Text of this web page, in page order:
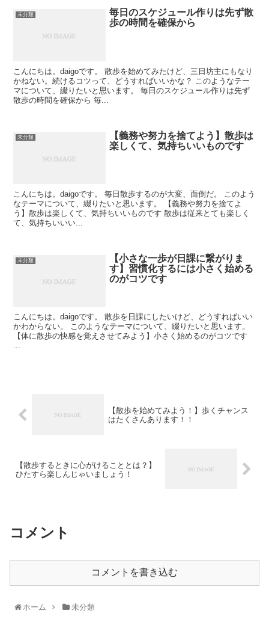
未分類
毎日のスケジュール作りは先ず散
歩の時間を確保から
こんにちは。daigoです。 散歩を始めてみたけど、三日坊主にもなり
かねない。続けるコツって、どうすればいいかな？ このようなテー
マについて、綴りたいと思います。 毎日のスケジュール作りは先ず
散歩の時間を確保から 毎...
未分類
【義務や努力を捨てよう】散歩は
楽しくて、気持ちいいものです
こんにちは。daigoです。 毎日散歩するのが大変、面倒だ。 このよう
なテーマについて、綴りたいと思います。 【義務や努力を捨てよ
う】散歩は楽しくて、気持ちいいものです 散歩は従来とても楽しく
て、気持ちいいい...
未分類
【小さな一歩が日課に繋がりま
す】習慣化するには小さく始める
のがコツです
こんにちは。daigoです。 散歩を日課にしたいけど、どうすればいい
かわからない。 このようなテーマについて、綴りたいと思います。
【体に散歩の快感を覚えさせてみよう】小さく始めるのがコツです
...
【散歩を始めてみよう！】歩くチャンス
はたくさんあります！！
【散歩するときに心がけることとは？】
ひたすら楽しんじゃいましょう！
コメント
コメントを書き込む
ホーム 未分類